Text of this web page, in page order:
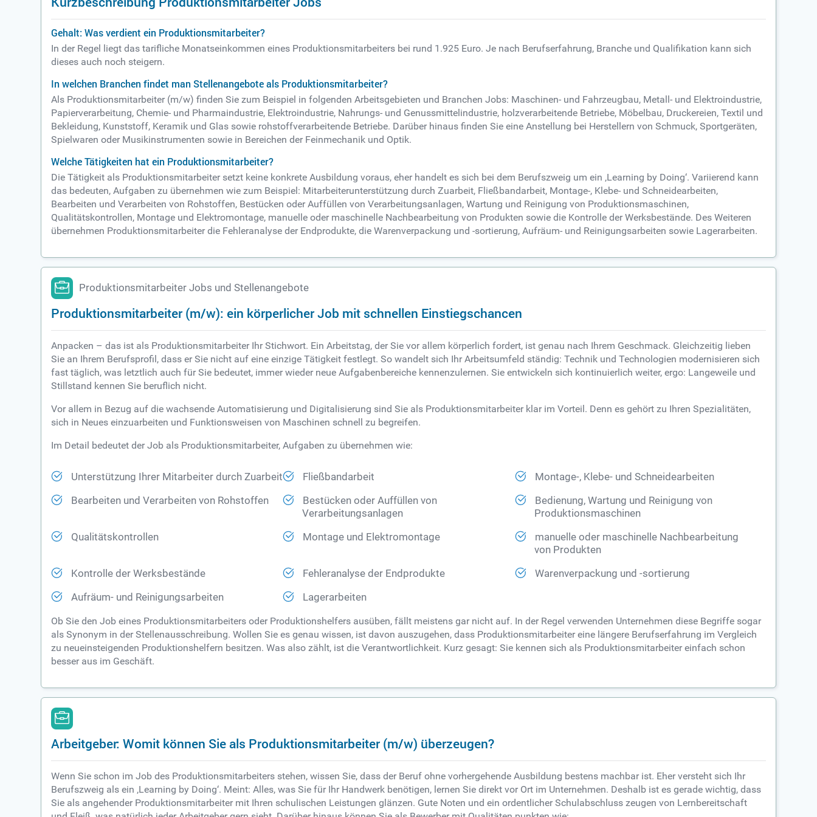
Gehalt: Was verdient ein Produktionsmitarbeiter?
In der Regel liegt das tarifliche Monatseinkommen eines Produktionsmitarbeiters bei rund 1.925 Euro. Je nach Berufserfahrung, Branche und Qualifikation kann sich
dieses auch noch steigern.
In welchen Branchen findet man Stellenangebote als Produktionsmitarbeiter?
Als Produktionsmitarbeiter (m/w) finden Sie zum Beispiel in folgenden Arbeitsgebieten und Branchen Jobs: Maschinen- und Fahrzeugbau, Metall- und Elektroindustrie,
Papierverarbeitung, Chemie- und Pharmaindustrie, Elektroindustrie, Nahrungs- und Genussmittelindustrie, holzverarbeitende Betriebe, Möbelbau, Druckereien, Textil und
Bekleidung, Kunststoff, Keramik und Glas sowie rohstoffverarbeitende Betriebe. Darüber hinaus finden Sie eine Anstellung bei Herstellern von Schmuck, Sportgeräten,
Spielwaren oder Musikinstrumenten sowie in Bereichen der Feinmechanik und Optik.
Welche Tätigkeiten hat ein Produktionsmitarbeiter?
Die Tätigkeit als Produktionsmitarbeiter setzt keine konkrete Ausbildung voraus, eher handelt es sich bei dem Berufszweig um ein ‚Learning by Doing‘. Variierend kann
das bedeuten, Aufgaben zu übernehmen wie zum Beispiel: Mitarbeiterunterstützung durch Zuarbeit, Fließbandarbeit, Montage-, Klebe- und Schneidearbeiten,
Bearbeiten und Verarbeiten von Rohstoffen, Bestücken oder Auffüllen von Verarbeitungsanlagen, Wartung und Reinigung von Produktionsmaschinen,
Qualitätskontrollen, Montage und Elektromontage, manuelle oder maschinelle Nachbearbeitung von Produkten sowie die Kontrolle der Werksbestände. Des Weiteren
übernehmen Produktionsmitarbeiter die Fehleranalyse der Endprodukte, die Warenverpackung und -sortierung, Aufräum- und Reinigungsarbeiten sowie Lagerarbeiten.
Produktionsmitarbeiter Jobs und Stellenangebote
Produktionsmitarbeiter (m/w): ein körperlicher Job mit schnellen Einstiegschancen
Anpacken – das ist als Produktionsmitarbeiter Ihr Stichwort. Ein Arbeitstag, der Sie vor allem körperlich fordert, ist genau nach Ihrem Geschmack. Gleichzeitig lieben
Sie an Ihrem Berufsprofil, dass er Sie nicht auf eine einzige Tätigkeit festlegt. So wandelt sich Ihr Arbeitsumfeld ständig: Technik und Technologien modernisieren sich
fast täglich, was letztlich auch für Sie bedeutet, immer wieder neue Aufgabenbereiche kennenzulernen. Sie entwickeln sich kontinuierlich weiter, ergo: Langeweile und
Stillstand kennen Sie beruflich nicht.
Vor allem in Bezug auf die wachsende Automatisierung und Digitalisierung sind Sie als Produktionsmitarbeiter klar im Vorteil. Denn es gehört zu Ihren Spezialitäten,
sich in Neues einzuarbeiten und Funktionsweisen von Maschinen schnell zu begreifen.
Im Detail bedeutet der Job als Produktionsmitarbeiter, Aufgaben zu übernehmen wie:
Unterstützung Ihrer Mitarbeiter durch Zuarbeit Fließbandarbeit Montage-, Klebe- und Schneidearbeiten
Bearbeiten und Verarbeiten von Rohstoffen
Bestücken oder Auffüllen von
Verarbeitungsanlagen
Bedienung, Wartung und Reinigung von
Produktionsmaschinen
Qualitätskontrollen Montage und Elektromontage
manuelle oder maschinelle Nachbearbeitung
von Produkten
Kontrolle der Werksbestände Fehleranalyse der Endprodukte Warenverpackung und -sortierung
Aufräum- und Reinigungsarbeiten Lagerarbeiten
Ob Sie den Job eines Produktionsmitarbeiters oder Produktionshelfers ausüben, fällt meistens gar nicht auf. In der Regel verwenden Unternehmen diese Begriffe sogar
als Synonym in der Stellenausschreibung. Wollen Sie es genau wissen, ist davon auszugehen, dass Produktionsmitarbeiter eine längere Berufserfahrung im Vergleich
zu neueinsteigenden Produktionshelfern besitzen. Was also zählt, ist die Verantwortlichkeit. Kurz gesagt: Sie kennen sich als Produktionsmitarbeiter einfach schon
besser aus im Geschäft.
Arbeitgeber: Womit können Sie als Produktionsmitarbeiter (m/w) überzeugen?
Wenn Sie schon im Job des Produktionsmitarbeiters stehen, wissen Sie, dass der Beruf ohne vorhergehende Ausbildung bestens machbar ist. Eher versteht sich Ihr
Berufszweig als ein ‚Learning by Doing‘. Meint: Alles, was Sie für Ihr Handwerk benötigen, lernen Sie direkt vor Ort im Unternehmen. Deshalb ist es gerade wichtig, dass
Sie als angehender Produktionsmitarbeiter mit Ihren schulischen Leistungen glänzen. Gute Noten und ein ordentlicher Schulabschluss zeugen von Lernbereitschaft